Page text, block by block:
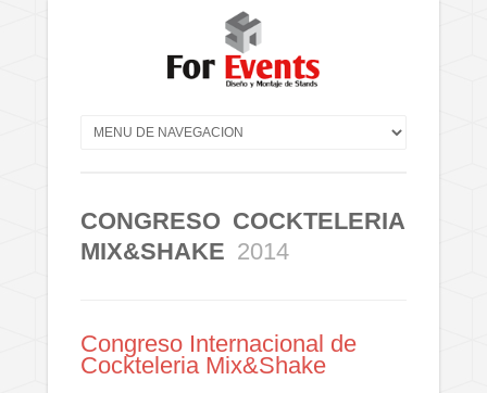
CONGRESO COCKTELERIA
MIX&SHAKE 2014
Congreso Internacional de
Cockteleria Mix&Shake